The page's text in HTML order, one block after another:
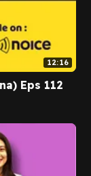
12:16
Eps 112